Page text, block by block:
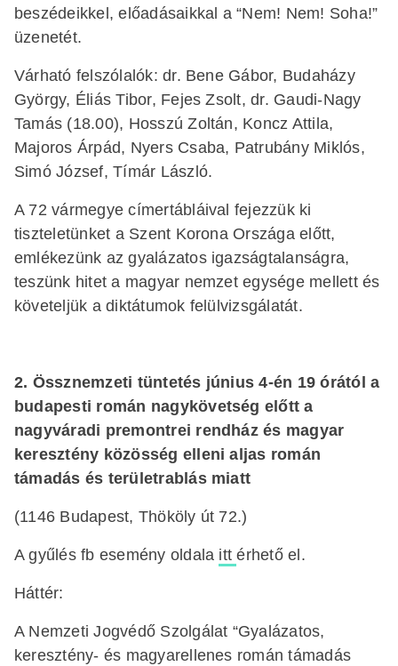
beszédeikkel, előadásaikkal a “Nem! Nem! Soha!”
üzenetét.
Várható felszólalók: dr. Bene Gábor, Budaházy
György, Éliás Tibor, Fejes Zsolt, dr. Gaudi-Nagy
Tamás (18.00), Hosszú Zoltán, Koncz Attila,
Majoros Árpád, Nyers Csaba, Patrubány Miklós,
Simó József, Tímár László.
A 72 vármegye címertábláival fejezzük ki
tiszteletünket a Szent Korona Országa előtt,
emlékezünk az gyalázatos igazságtalanságra,
teszünk hitet a magyar nemzet egysége mellett és
követeljük a diktátumok felülvizsgálatát.
2. Össznemzeti tüntetés június 4-én 19 órától a
budapesti román nagykövetség előtt a
nagyváradi premontrei rendház és magyar
keresztény közösség elleni aljas román
támadás és területrablás miatt
(1146 Budapest, Thököly út 72.)
A gyűlés fb esemény oldala ittérhető el.
Háttér:
A Nemzeti Jogvédő Szolgálat “Gyalázatos,
keresztény- és magyarellenes román támadás